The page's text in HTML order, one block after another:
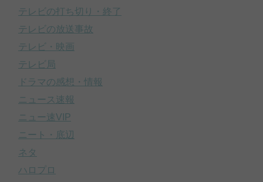
テレビの打ち切り・終了
テレビの放送事故
テレビ・映画
テレビ局
ドラマの感想・情報
ニュース速報
ニュー速VIP
ニート・底辺
ネタ
ハロプロ